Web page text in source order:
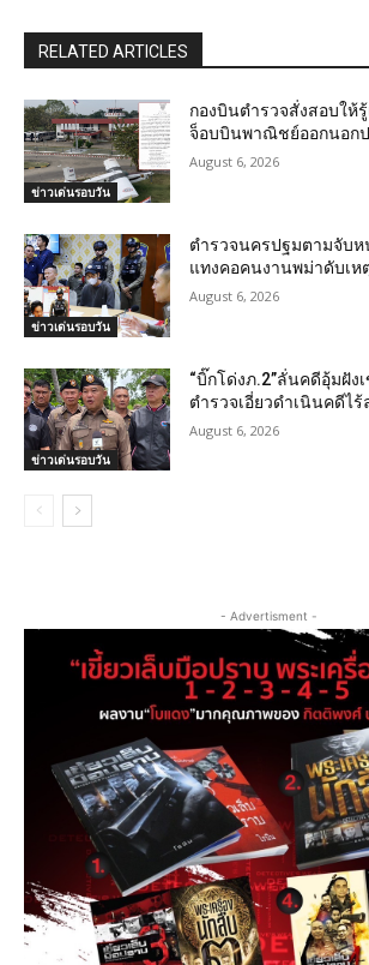
RELATED ARTICLES
ข่าวเด่นรอบวัน
กองบินตำรวจสั่งสอบให้
จ็อบบินพาณิชย์ออกนอก
August 6, 2026
ข่าวเด่นรอบวัน
ตำรวจนครปฐมตามจับ
แทงคอคนงานพม่าดับเห
August 6, 2026
ข่าวเด่นรอบวัน
“บิ๊กโด่งภ.2”ลั่นคดีอุ้มฝัง
ตำรวจเอี่ยวดำเนินคดีไร้
August 6, 2026
- Advertisment -